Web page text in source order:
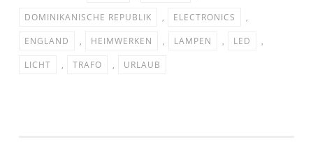
DOMINIKANISCHE REPUBLIK
, ELECTRONICS
,
ENGLAND
, HEIMWERKEN , LAMPEN , LED
,
LICHT
, TRAFO , URLAUB